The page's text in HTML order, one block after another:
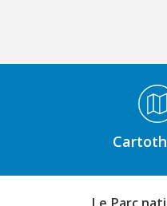
Médiathèque